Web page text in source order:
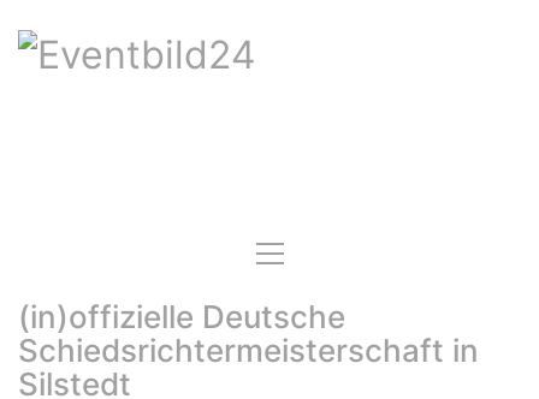
(in)offizielle Deutsche
Schiedsrichtermeisterschaft in
Silstedt